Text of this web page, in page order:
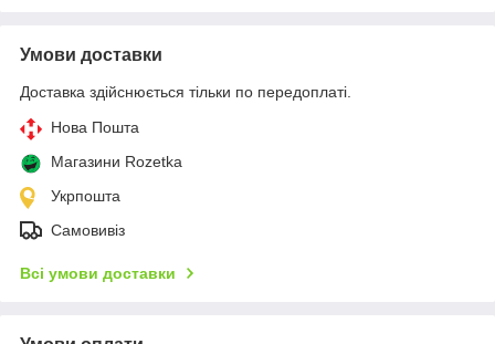
Умови доставки
Доставка здійснюється тільки по передоплаті.
Нова Пошта
Магазини Rozetka
Укрпошта
Самовивіз
Всі умови доставки